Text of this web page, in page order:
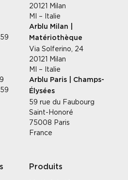
20121 Milan
MI – Italie
Arblu Milan |
Matériothèque
Via Solferino, 24
20121 Milan
MI – Italie
Arblu Paris | Champs-
Élysées
59 rue du Faubourg
Saint-Honoré
75008 Paris
France
Produits